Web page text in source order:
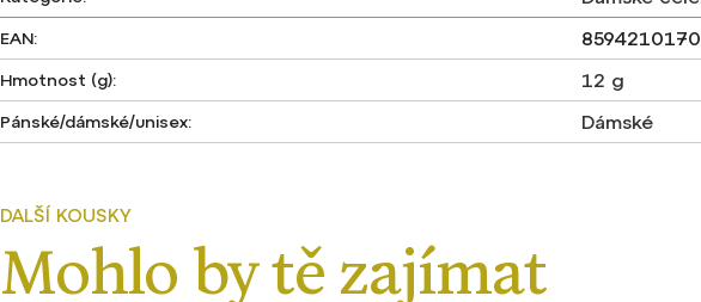
EAN:
Hmotnost (g): 12 g
Pánské/dámské/unisex: Dámské